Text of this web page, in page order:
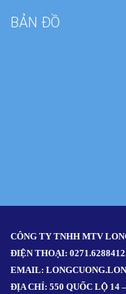
BẢN ĐỒ
CÔNG TY TNHH MTV
ĐIỆN THOẠI:
EMAIL:
ĐỊA CHỈ: 550 QUỐC LỘ 14